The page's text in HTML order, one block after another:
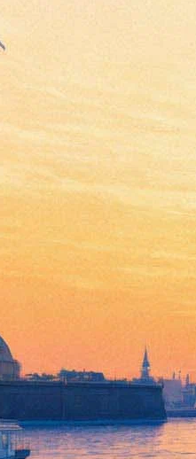
Стинг
24 сентября 2013 года
альбом с новыми песнями за
официальном сайте музыканта.